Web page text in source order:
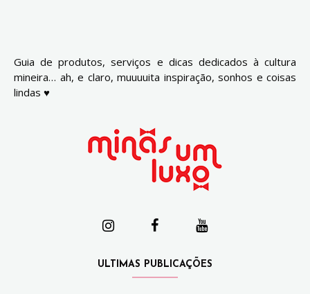
Guia de produtos, serviços e dicas dedicados à cultura
mineira… ah, e claro, muuuuita inspiração, sonhos e coisas
lindas ♥
ULTIMAS PUBLICAÇÕES